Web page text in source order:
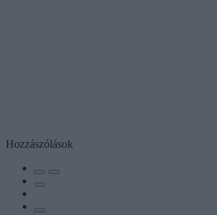
Hozzászólások